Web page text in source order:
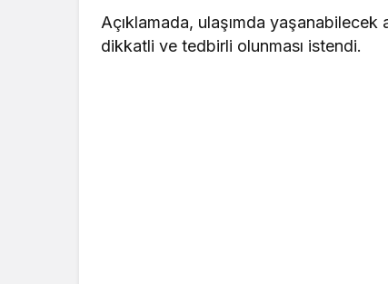
Açıklamada, ulaşımda
dikkatli ve tedbirli olunması istendi.